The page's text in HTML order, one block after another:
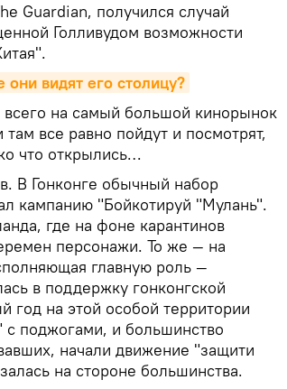
Guardian, получился случай
Голливудом возможности
видят его столицу?
на самый большой кинорынок
все равно пойдут и посмотрят,
что открылись…
В Гонконге обычный набор
кампанию "Бойкотируй "Мулань".
где на фоне карантинов
персонажи. То же — на
главную роль —
в поддержку гонконгской
на этой особой территории
поджогами, и большинство
начали движение "защити
на стороне большинства.